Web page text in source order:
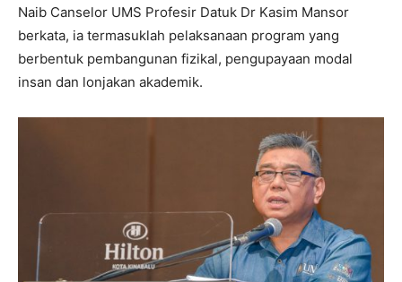
Naib Canselor UMS Profesir Datuk Dr Kasim Mansor
berkata, ia termasuklah pelaksanaan program yang
berbentuk pembangunan fizikal, pengupayaan modal
insan dan lonjakan akademik.